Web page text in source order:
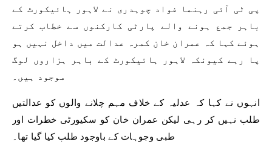
پی ٹی آئی رہنما فواد چوہدری نے لاہور ہائیکورٹ کے
باہر جمع ہونے والے پارٹی کارکنوں سے خطاب کرتے
ہوئے کہا کہ عمران خان کمرہ عدالت میں داخل نہیں ہو
پا رہے کیونکہ لاہور ہائیکورٹ کے باہر ہزاروں لوگ
موجود ہیں۔
انہوں نے کہا کہ عدلیہ کے خلاف مہم چلانے والوں کو عدالتیں
طلب نہیں کر رہی لیکن عمران خان کو سکیورٹی خطرات اور
طبی وجوہات کے باوجود طلب کیا گیا تھا۔